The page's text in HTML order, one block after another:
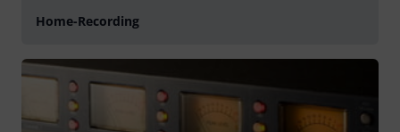
Home-Recording